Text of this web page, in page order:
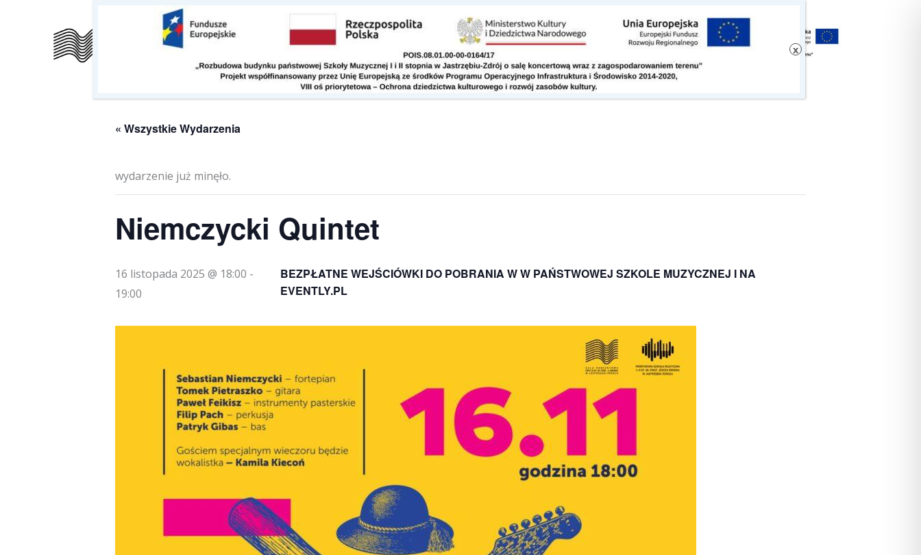
Szkoła O nas Kontakt Do pobrania
« Wszystkie Wydarzenia
wydarzenie już minęło.
Niemczycki Quintet
16 listopada 2025 @ 18:00 -
19:00
BEZPŁATNE WEJŚCIÓWKI DO POBRANIA W W PAŃSTWOWEJ SZKOLE MUZYCZNEJ I NA
EVENTLY.PL